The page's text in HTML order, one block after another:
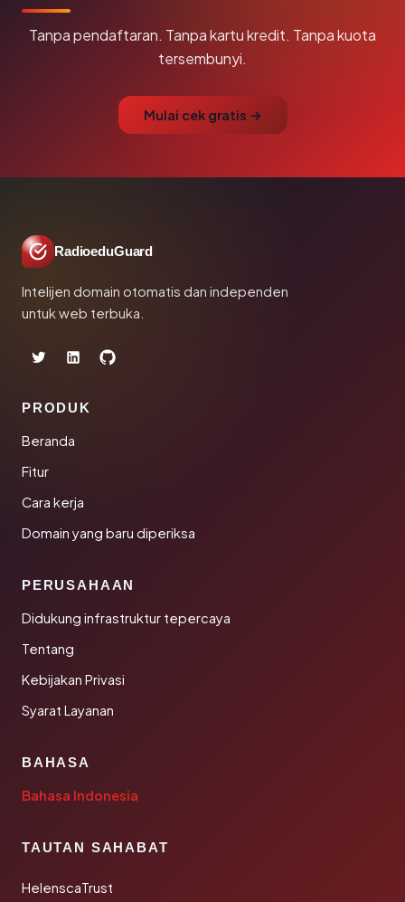
Tanpa pendaftaran. Tanpa kartu kredit. Tanpa kuota
tersembunyi.
Mulai cek gratis →
RadioeduGuard
Intelijen domain otomatis dan independen
untuk web terbuka.
PRODUK
Beranda
Fitur
Cara kerja
Domain yang baru diperiksa
PERUSAHAAN
Didukung infrastruktur tepercaya
Tentang
Kebijakan Privasi
Syarat Layanan
BAHASA
Bahasa Indonesia
TAUTAN SAHABAT
HelenscaTrust